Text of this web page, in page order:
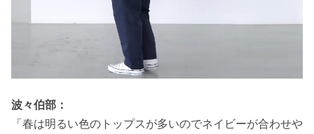
波々伯部：
「春は明るい色のトップスが多いのでネイビーが合わせや